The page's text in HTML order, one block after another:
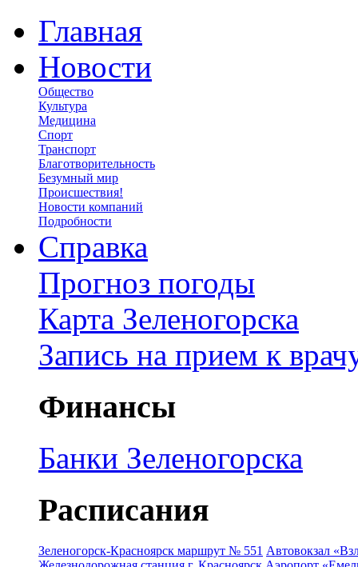
Главная
Новости
Общество
Культура
Медицина
Спорт
Транспорт
Благотворительность
Безумный мир
Происшествия!
Новости компаний
Подробности
Справка
Прогноз погоды
Карта Зеленогорска
Запись на прием к
Финансы
Банки Зеленогорска
Расписания
Зеленогорск-Красноярск маршрут № 551 Автовокзал